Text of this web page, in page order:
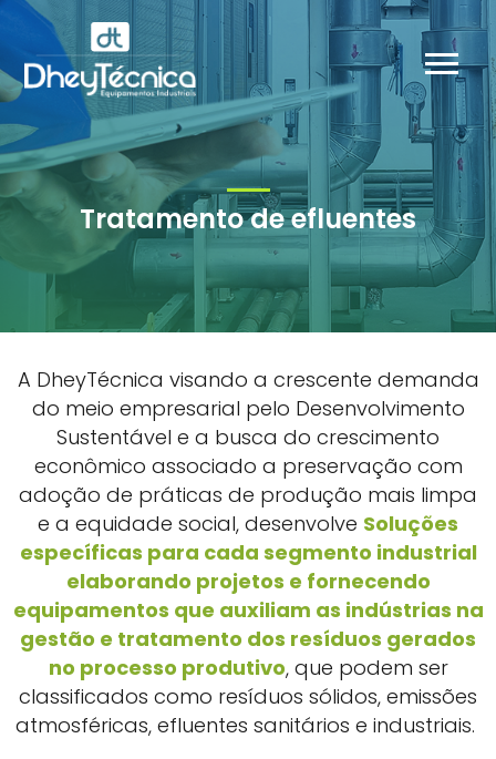
Tratamento de efluentes
A DheyTécnica visando a crescente demanda
do meio empresarial pelo Desenvolvimento
Sustentável e a busca do crescimento
econômico associado a preservação com
adoção de práticas de produção mais limpa
e a equidade social, desenvolve Soluções
específicas para cada segmento industrial
elaborando projetos e fornecendo
equipamentos que auxiliam as indústrias na
gestão e tratamento dos resíduos gerados
no processo produtivo, que podem ser
classificados como resíduos sólidos, emissões
atmosféricas, efluentes sanitários e industriais.